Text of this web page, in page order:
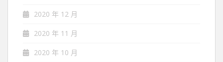
2020 年 12 月
2020 年 11 月
2020 年 10 月